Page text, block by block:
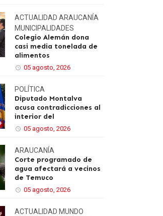
ACTUALIDAD ARAUCANÍA
MUNICIPALIDADES
Colegio Alemán dona
casi media tonelada de
alimentos
05 agosto, 2026
POLÍTICA
Diputado Montalva
acusa contradicciones al
interior del
05 agosto, 2026
ARAUCANÍA
Corte programado de
agua afectará a vecinos
de Temuco
05 agosto, 2026
ACTUALIDAD MUNDO